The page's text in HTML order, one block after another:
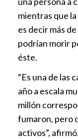
mientras que
es decir más
podrían morir
éste.
“Es una de las
año a escala
millón
fumaron, pero
activos”, afirmó.